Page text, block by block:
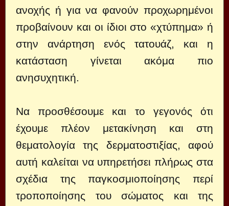
ανοχής ή για να φανούν προχωρημένοι
προβαίνουν και οι ίδιοι στο «χτύπημα» ή
στην ανάρτηση ενός τατουάζ, και η
κατάσταση γίνεται ακόμα πιο
ανησυχητική.
Να προσθέσουμε και το γεγονός ότι
έχουμε πλέον μετακίνηση και στη
θεματολογία της δερματοστιξίας, αφού
αυτή καλείται να υπηρετήσει πλήρως στα
σχέδια της παγκοσμιοποίησης περί
τροποποίησης του σώματος και της